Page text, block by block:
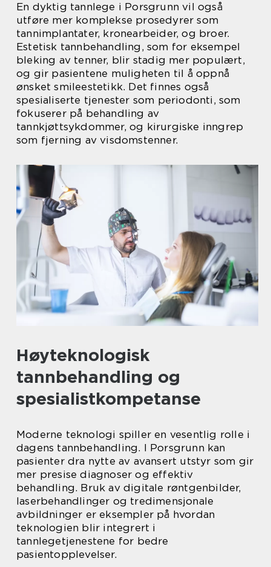
En dyktig tannlege i Porsgrunn vil også
utføre mer komplekse prosedyrer som
tannimplantater, kronearbeider, og broer.
Estetisk tannbehandling, som for eksempel
bleking av tenner, blir stadig mer populært,
og gir pasientene muligheten til å oppnå
ønsket smileestetikk. Det finnes også
spesialiserte tjenester som periodonti, som
fokuserer på behandling av
tannkjøttsykdommer, og kirurgiske inngrep
som fjerning av visdomstenner.
Høyteknologisk
tannbehandling og
spesialistkompetanse
Moderne teknologi spiller en vesentlig rolle i
dagens tannbehandling. I Porsgrunn kan
pasienter dra nytte av avansert utstyr som gir
mer presise diagnoser og effektiv
behandling. Bruk av digitale røntgenbilder,
laserbehandlinger og tredimensjonale
avbildninger er eksempler på hvordan
teknologien blir integrert i
tannlegetjenestene for bedre
pasientopplevelser.